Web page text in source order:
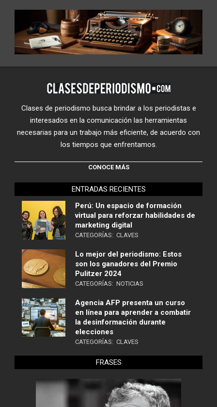
Clases de periodismo busca brindar a los periodistas e
interesados en la comunicación las herramientas
necesarias para un trabajo más eficiente, de acuerdo con
los tiempos que enfrentamos.
CONOCE MÁS
ENTRADAS RECIENTES
Perú: Un espacio de formación
virtual para reforzar habilidades de
marketing digital
CATEGORÍAS: CLAVES
Lo mejor del periodismo: Estos
son los ganadores del Premio
Pulitzer 2024
CATEGORÍAS: NOTICIAS
Agencia AFP presenta un curso
en línea para aprender a combatir
la desinformación durante
elecciones
CATEGORÍAS: CLAVES
FRASES